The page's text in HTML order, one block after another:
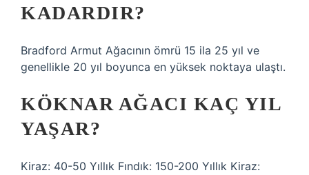
KADARDIR?
Bradford Armut Ağacının ömrü 15 ila 25 yıl ve
genellikle 20 yıl boyunca en yüksek noktaya ulaştı.
KÖKNAR AĞACI KAÇ YIL
YAŞAR?
Kiraz: 40-50 Yıllık Fındık: 150-200 Yıllık Kiraz: